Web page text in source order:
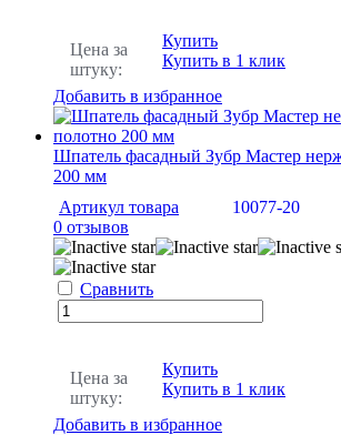
Цена за
штуку:
Купить
Купить в 1 клик
Добавить в избранное
Шпатель фасадный Зубр Мастер
200 мм
Артикул товара
10077-20
0 отзывов
Сравнить
Цена за
штуку:
Купить
Купить в 1 клик
Добавить в избранное